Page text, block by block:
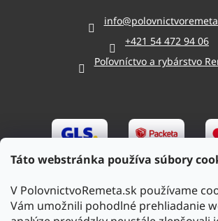
Táto webstránka používa súbory
V PolovnictvoRemeta.sk používame
Vám umožnili pohodlné prehliadanie
info@
+421 54 472 94 06
Poľovníctvo a rybárstvo